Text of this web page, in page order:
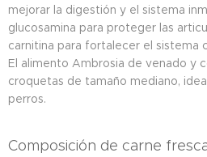
mejorar la digestión y el sistema
glucosamina para proteger las
carnitina para fortalecer el sistema
El alimento Ambrosia de venado y
croquetas de tamaño mediano,
perros.
Composición de carne